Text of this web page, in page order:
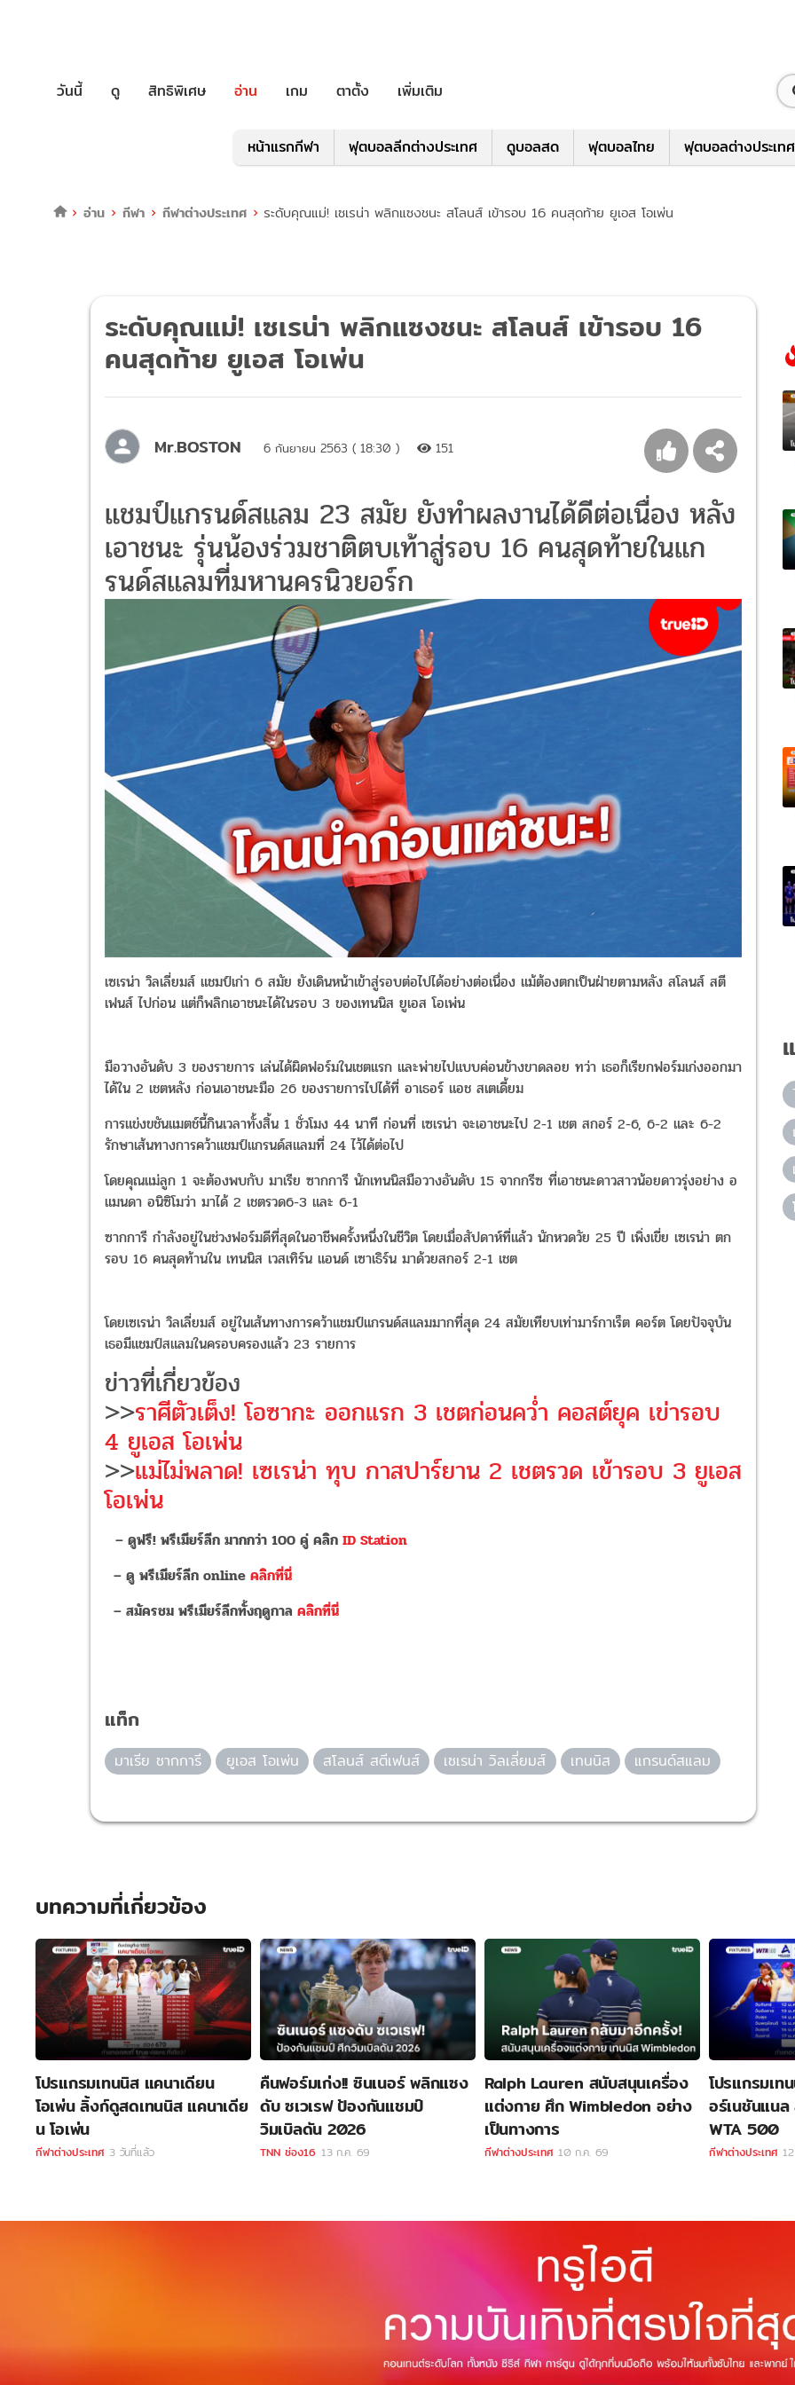
วันนี้ ดู สิทธิพิเศษ อ่าน เกม ตาตั้ง เพิ่มเติม
หน้าแรกกีฬา ฟุตบอลลีกต่างประเทศ ดูบอลสด ฟุตบอลไทย ฟุตบอลต่างประเทศ
อ่าน กีฬา กีฬาต่างประเทศ ระดับคุณแม่! เซเรน่า พลิกแซงชนะ สโลนส์ เข้ารอบ 16 คนสุดท้าย ยูเอส โอเพ่น
ระดับคุณแม่! เซเรน่า พลิกแซงชนะ สโลนส์ เข้ารอบ 16
คนสุดท้าย ยูเอส โอเพ่น
Mr.BOSTON 6 กันยายน 2563 ( 18:30 ) 151
แชมป์แกรนด์สแลม 23 สมัย ยังทำผลงานได้ดีต่อเนื่อง หลัง
เอาชนะ รุ่นน้องร่วมชาติตบเท้าสู่รอบ 16 คนสุดท้ายในแก
รนด์สแลมที่มหานครนิวยอร์ก
เซเรน่า วิลเลี่ยมส์ แชมป์เก่า 6 สมัย ยังเดินหน้าเข้าสู่รอบต่อไปได้อย่างต่อเนื่อง แม้ต้องตกเป็นฝ่ายตามหลัง สโลนส์ สตี
เฟนส์ ไปก่อน แต่ก็พลิกเอาชนะได้ในรอบ 3 ของเทนนิส ยูเอส โอเพ่น
มือวางอันดับ 3 ของรายการ เล่นได้ผิดฟอร์มในเชตแรก และพ่ายไปแบบค่อนข้างขาดลอย ทว่า เธอก็เรียกฟอร์มเก่งออกมา
ได้ใน 2 เชตหลัง ก่อนเอาชนะมือ 26 ของรายการไปได้ที่ อาเธอร์ แอช สเตเดี้ยม
การแข่งขชันแมตช์นี้กินเวลาทั้งสิ้น 1 ชั่วโมง 44 นาที ก่อนที่ เซเรน่า จะเอาชนะไป 2-1 เชต สกอร์ 2-6, 6-2 และ 6-2
รักษาเส้นทางการคว้าแชมป์แกรนด์สแลมที่ 24 ไว้ได้ต่อไป
โดยคุณแม่ลูก 1 จะต้องพบกับ มาเรีย ซากการี นักเทนนิสมือวางอันดับ 15 จากกรีซ ที่เอาชนะดาวสาวน้อยดาวรุ่งอย่าง อ
แมนดา อนิซิโมว่า มาได้ 2 เชตรวด6-3 และ 6-1
ซากการี กำลังอยู่ในช่วงฟอร์มดีที่สุดในอาชีพครั้งหนึ่งในชีวิต โดยเมื่อสัปดาห์ที่แล้ว นักหวดวัย 25 ปี เพิ่งเขี่ย เซเรน่า ตก
รอบ 16 คนสุดท้านใน เทนนิส เวสเทิร์น แอนด์ เซาเธิร์น มาด้วยสกอร์ 2-1 เชต
โดยเซเรน่า วิลเลี่ยมส์ อยู่ในเส้นทางการคว้าแชมป์แกรนด์สแลมมากที่สุด 24 สมัยเทียบเท่ามาร์กาเร็ต คอร์ต โดยปัจจุบัน
เธอมีแชมป์สแลมในครอบครองแล้ว 23 รายการ
ข่าวที่เกี่ยวข้อง
>>ราศีตัวเต็ง! โอซากะ ออกแรก 3 เชตก่อนคว่ำ คอสต์ยุค เข่ารอบ
4 ยูเอส โอเพ่น
>>แม่ไม่พลาด! เซเรน่า ทุบ กาสปาร์ยาน 2 เชตรวด เข้ารอบ 3 ยูเอส
โอเพ่น
– ดูฟรี! พรีเมียร์ลีก มากกว่า 100 คู่ คลิก ID Station
– ดู พรีเมียร์ลีก online คลิกที่นี่
– สมัครชม พรีเมียร์ลีกทั้งฤดูกาล คลิกที่นี่
แท็ก
มาเรีย ซากการี ยูเอส โอเพ่น สโลนส์ สตีเฟนส์ เซเรน่า วิลเลี่ยมส์ เทนนิส แกรนด์สแลม
บทความที่เกี่ยวข้อง
โปรแกรมเทนนิส แคนาเดียน
โอเพ่น ลิ้งก์ดูสดเทนนิส แคนาเดีย
น โอเพ่น
กีฬาต่างประเทศ 3 วันที่แล้ว
คืนฟอร์มเก่ง!! ซินเนอร์ พลิกแซง
ดับ ซเวเรฟ ป้องกันแชมป์
วิมเบิลดัน 2026
TNN ช่อง16 13 ก.ค. 69
Ralph Lauren สนับสนุนเครื่อง
แต่งกาย ศึก Wimbledon อย่าง
เป็นทางการ
กีฬาต่างประเทศ 10 ก.ค. 69
โปรแกรมเท
อร์เนชันแน
WTA 500
กีฬาต่างประเทศ